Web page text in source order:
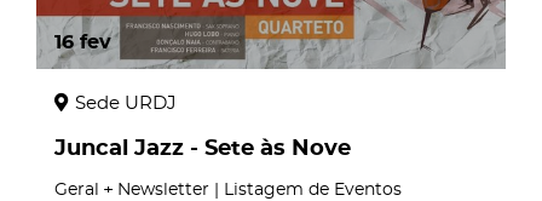
16 fev
Sede URDJ
Juncal Jazz - Sete às Nove
Geral
Newsletter | Listagem de Eventos